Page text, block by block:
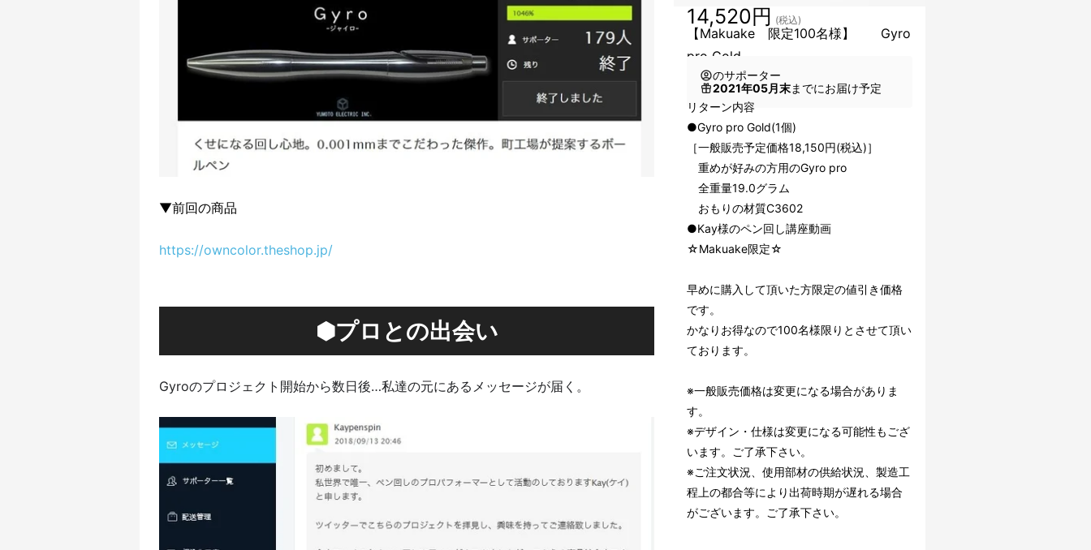
▼前回の商品
https://owncolor.theshop.jp/
⬢プロとの出会い
Gyroのプロジェクト開始から数日後…私達の元にあるメッセージが届く。
【Makuake 限定100名様】 Gyro
pro Gold
14,520円 (税込)
のサポーター
2021年05月末までにお届け予定
リターン内容
●Gyro pro Gold(1個)
［一般販売予定価格18,150円(税込)］
重めが好みの方用のGyro pro
全重量19.0グラム
おもりの材質C3602
●Kay様のペン回し講座動画
☆Makuake限定☆
早めに購入して頂いた方限定の値引き価格
です。
かなりお得なので100名様限りとさせて頂い
ております。
※一般販売価格は変更になる場合がありま
す。
※デザイン・仕様は変更になる可能性もござ
います。ご了承下さい。
※ご注文状況、使用部材の供給状況、製造工
程上の都合等により出荷時期が遅れる場合
がございます。ご了承下さい。